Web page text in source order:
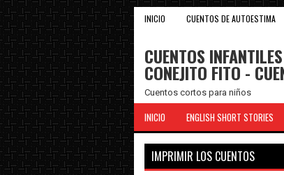
INICIO CUENTOS DE AUTOESTIMA
CUENTOS
CONEJITO FITO -
Cuentos cortos para niños
INICIO ENGLISH SHORT STORIES
IMPRIMIR LOS CUENTOS